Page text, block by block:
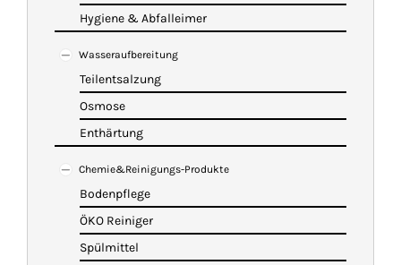
Hygiene & Abfalleimer
Wasseraufbereitung
Teilentsalzung
Osmose
Enthärtung
Chemie&Reinigungs-Produkte
Bodenpflege
ÖKO Reiniger
Spülmittel